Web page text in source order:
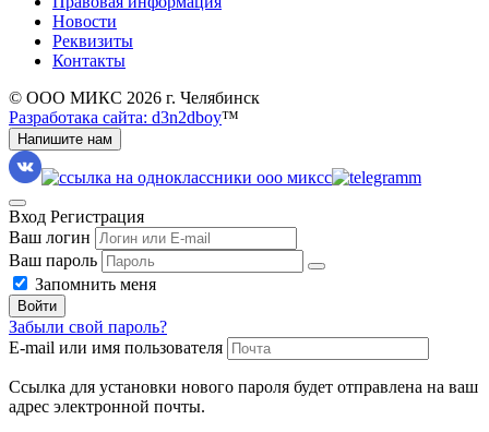
Новости
Реквизиты
Контакты
© ООО МИКС 2026 г. Челябинск
Разработака сайта: d3n2dboy™
Напишите нам
Вход Регистрация
Ваш логин
Ваш пароль
Запомнить меня
Войти
Забыли свой пароль?
E-mail или имя пользователя
Ссылка для установки нового пароля будет отправлена ​​на ваш
адрес электронной почты.